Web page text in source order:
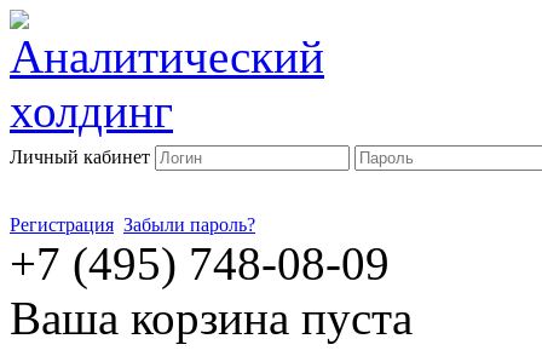
Личный кабинет
Регистрация Забыли пароль?
+7 (495) 748-08-09
Ваша корзина пуста